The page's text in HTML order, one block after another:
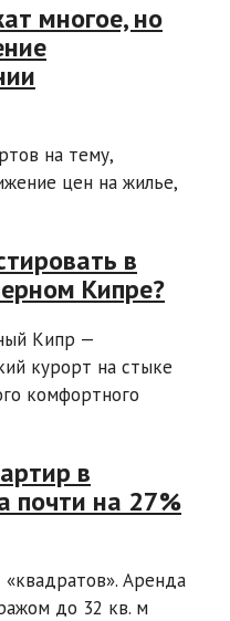
многое, но
на тему,
цен на жилье,
в
Кипре?
Кипр —
курорт на стыке
комфортного
в
почти на 27%
Аренда
до 32 кв. м